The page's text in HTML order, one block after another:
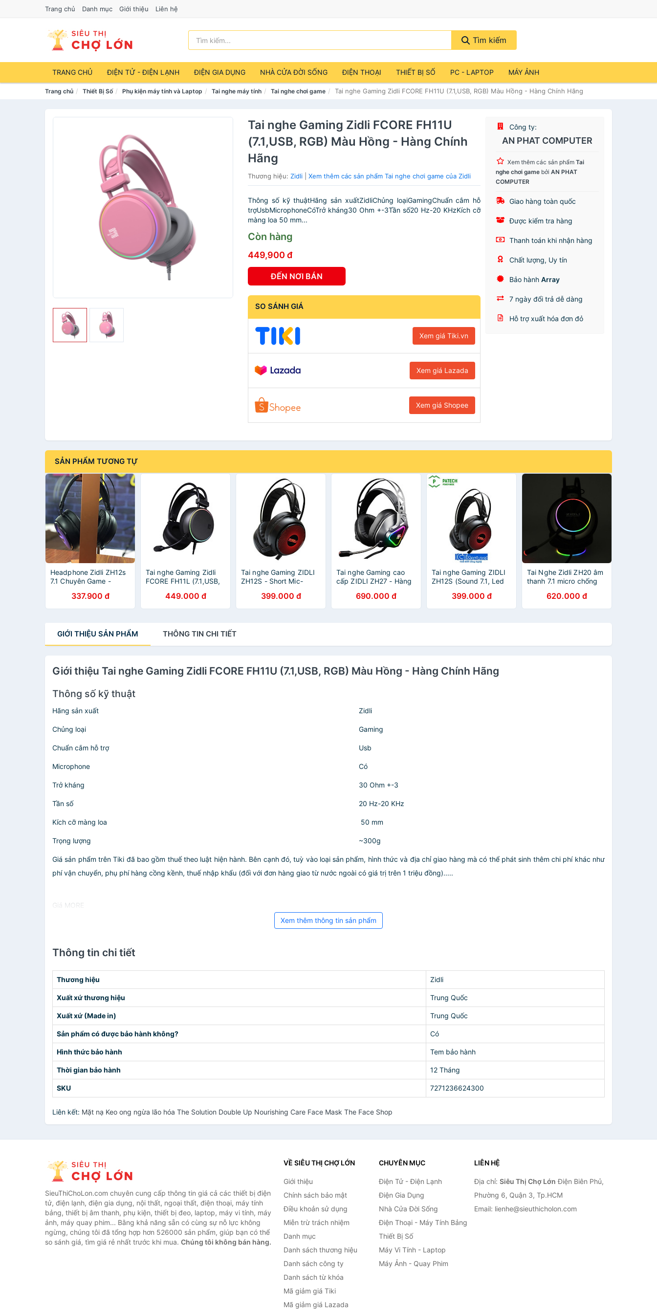
Trang chủ Danh mục Giới thiệu Liên hệ
Tìm kiếm
TRANG CHỦ ĐIỆN TỬ - ĐIỆN LẠNH ĐIỆN GIA DỤNG NHÀ CỬA ĐỜI SỐNG ĐIỆN THOẠI THIẾT BỊ SỐ PC - LAPTOP MÁY ẢNH
Trang chủ Thiết Bị Số Phụ kiện máy tính và Laptop Tai nghe máy tính Tai nghe chơi game Tai nghe Gaming Zidli FCORE FH11U (7.1,USB, RGB) Màu Hồng - Hàng Chính Hãng
Tai nghe Gaming Zidli FCORE FH11U
(7.1,USB, RGB) Màu Hồng - Hàng Chính
Hãng
Thương hiệu:Zidli |Xem thêm các sản phẩm Tai nghe chơi game của Zidli
Thông số kỹ thuậtHãng sản xuấtZidliChủng loạiGamingChuẩn cắm hỗ
trợUsbMicrophoneCóTrở kháng30 Ohm +-3Tần số20 Hz-20 KHzKích cỡ
màng loa 50 mm...
Còn hàng
449,900 đ
ĐẾN NƠI BÁN
SO SÁNH GIÁ
Xem giá Tiki.vn
Xem giá Lazada
Xem giá Shopee
Công ty:
AN PHAT COMPUTER
Xem thêm các sản phẩmTai
nghe chơi game bởiAN PHAT
COMPUTER
Giao hàng toàn quốc
Được kiểm tra hàng
Thanh toán khi nhận hàng
Chất lượng, Uy tín
Bảo hànhArray
7 ngày đổi trả dễ dàng
Hỗ trợ xuất hóa đơn đỏ
SẢN PHẨM TƯƠNG TỰ
Headphone Zidli ZH12s
7.1 Chuyên Game -
337.900 đ
Tai nghe Gaming Zidli
FCORE FH11L (7.1,USB,
Chính Hãng
449.000 đ
Tai nghe Gaming ZIDLI
ZH12S - Short Mic-
399.000 đ
Tai nghe Gaming cao
cấp ZIDLI ZH27 - Hàng
690.000 đ
Tai nghe Gaming ZIDLI
ZH12S (Sound 7.1, Led
Hàng Chính Hãng
399.000 đ
Tai Nghe Zidli ZH20 âm
thanh 7.1 micro chống
620.000 đ
GIỚI THIỆU SẢN PHẨM THÔNG TIN CHI TIẾT
Giới thiệu Tai nghe Gaming Zidli FCORE FH11U (7.1,USB, RGB) Màu Hồng - Hàng Chính Hãng
Thông số kỹ thuật
Hãng sản xuất Zidli
Chủng loại Gaming
Chuẩn cắm hỗ trợ Usb
Microphone Có
Trở kháng 30 Ohm +-3
Tần số 20 Hz-20 KHz
Kích cỡ màng loa 50 mm
Trọng lượng ~300g
Giá sản phẩm trên Tiki đã bao gồm thuế theo luật hiện hành. Bên cạnh đó, tuỳ vào loại sản phẩm, hình thức và địa chỉ giao hàng mà có thể phát sinh thêm chi phí khác như
phí vận chuyển, phụ phí hàng cồng kềnh, thuế nhập khẩu (đối với đơn hàng giao từ nước ngoài có giá trị trên 1 triệu đồng).....
Giá MORE
Xem thêm thông tin sản phẩm
Thông tin chi tiết
Thương hiệu Zidli
Xuất xứ thương hiệu Trung Quốc
Xuất xứ (Made in) Trung Quốc
Sản phẩm có được bảo hành không? Có
Hình thức bảo hành Tem bảo hành
Thời gian bảo hành 12 Tháng
SKU 7271236624300
Liên kết: Mặt nạ Keo ong ngừa lão hóa The Solution Double Up Nourishing Care Face Mask The Face Shop
SieuThiChoLon.com chuyên cung cấp thông tin giá cả các thiết bị điện
tử, điện lạnh, điện gia dụng, nội thất, ngoại thất, điện thoại, máy tính
bảng, thiết bị âm thanh, phụ kiện, thiết bị đeo, laptop, máy vi tính, máy
ảnh, máy quay phim... Bằng khả năng sẵn có cùng sự nỗ lực không
ngừng, chúng tôi đã tổng hợp hơn 526000 sản phẩm, giúp bạn có thể
so sánh giá, tìm giá rẻ nhất trước khi mua. Chúng tôi không bán hàng.
VỀ SIÊU THỊ CHỢ LỚN
Giới thiệu
Chính sách bảo mật
Điều khoản sử dụng
Miễn trừ trách nhiệm
Danh mục
Danh sách thương hiệu
Danh sách công ty
Danh sách từ khóa
Mã giảm giá Tiki
Mã giảm giá Lazada
CHUYÊN MỤC
Điện Tử - Điện Lạnh
Điện Gia Dụng
Nhà Cửa Đời Sống
Điện Thoại - Máy Tính Bảng
Thiết Bị Số
Máy Vi Tính - Laptop
Máy Ảnh - Quay Phim
LIÊN HỆ
Địa chỉ: Siêu Thị Chợ Lớn Điện Biên Phủ,
Phường 6, Quận 3, Tp.HCM
Email: lienhe@sieuthicholon.com